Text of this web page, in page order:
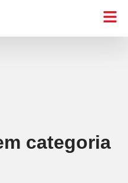
categoria